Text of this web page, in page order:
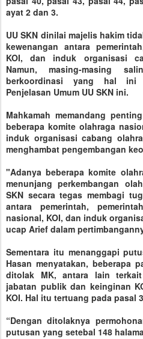
ayat 2 dan 3.
UU SKN dinilai majelis hakim
kewenangan antara
KOI, dan induk organisasi
Namun, masing-masing
berkoordinasi yang hal ini
Penjelasan Umum UU SKN ini.
Mahkamah memandang
beberapa komite olahraga
induk organisasi cabang
menghambat pengembangan
"Adanya beberapa komite
menunjang perkembangan
SKN secara tegas membagi
antara pemerintah,
nasional, KOI, dan induk
ucap Arief dalam
Sementara itu menanggapi
Hasan menyatakan, beberapa
ditolak MK, antara lain
jabatan publik dan keinginan
KOI. Hal itu tertuang pada pasal
“Dengan ditolaknya
putusan yang setebal 148